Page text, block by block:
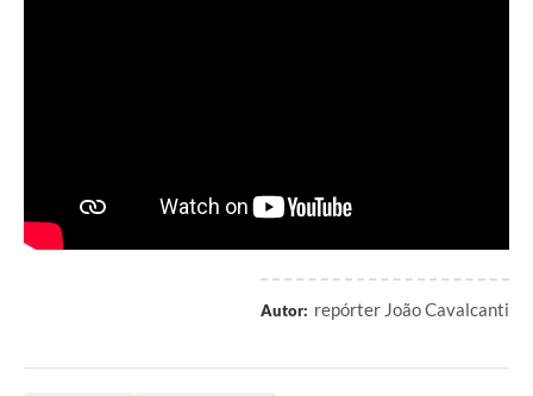
Autor: repórter João Cavalcanti